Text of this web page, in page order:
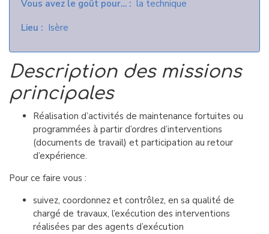
Vous avez le goût pour…
la technique
Lieu
Isère
Description des missions
principales
Réalisation d’activités de maintenance fortuites ou
programmées à partir d’ordres d’interventions
(documents de travail) et participation au retour
d’expérience.
Pour ce faire vous :
suivez, coordonnez et contrôlez, en sa qualité de
chargé de travaux, l’exécution des interventions
réalisées par des agents d’exécution